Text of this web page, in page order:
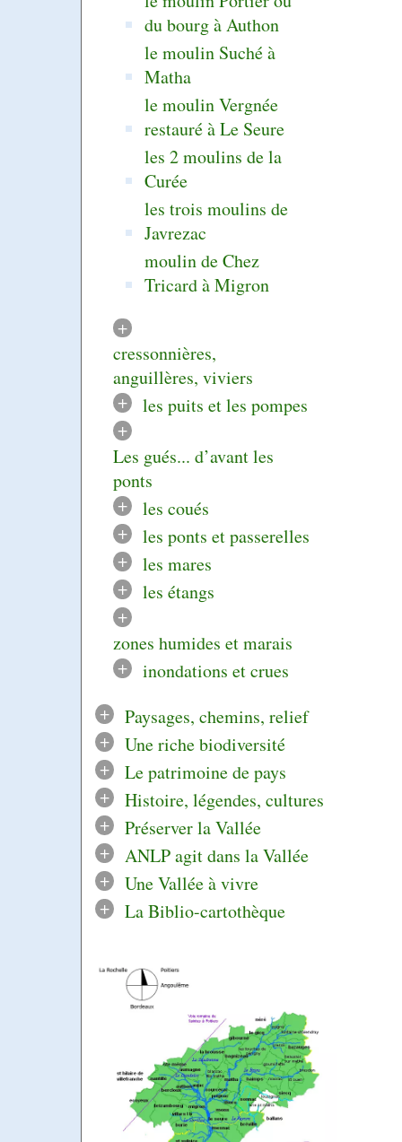
du bourg à Authon
le moulin Suché à
Matha
le moulin Vergnée
restauré à Le Seure
les 2 moulins de la
Curée
les trois moulins de
Javrezac
moulin de Chez
Tricard à Migron
+
cressonnières,
anguillères, viviers
+
les puits et les pompes
+
Les gués... d’avant les
ponts
+
les coués
+
les ponts et passerelles
+
les mares
+
les étangs
+
zones humides et marais
+
inondations et crues
+
Paysages, chemins, relief
+
Une riche biodiversité
+
Le patrimoine de pays
+
Histoire, légendes, cultures
+
Préserver la Vallée
+
ANLP agit dans la Vallée
+
Une Vallée à vivre
+
La Biblio-cartothèque